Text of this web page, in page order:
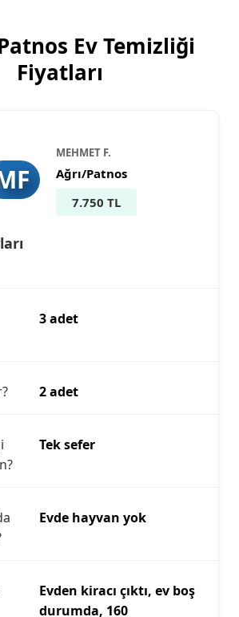
Ev Temizliği
Fiyatları
MEHMET F.
Ağrı/Patnos
7.750 TL
3 adet
2 adet
Tek sefer
Evde hayvan yok
Evden kiracı çıktı, ev boş
durumda, 160